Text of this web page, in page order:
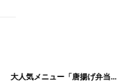
大人気メニュー「唐揚げ弁当」のレシピをご紹介します！